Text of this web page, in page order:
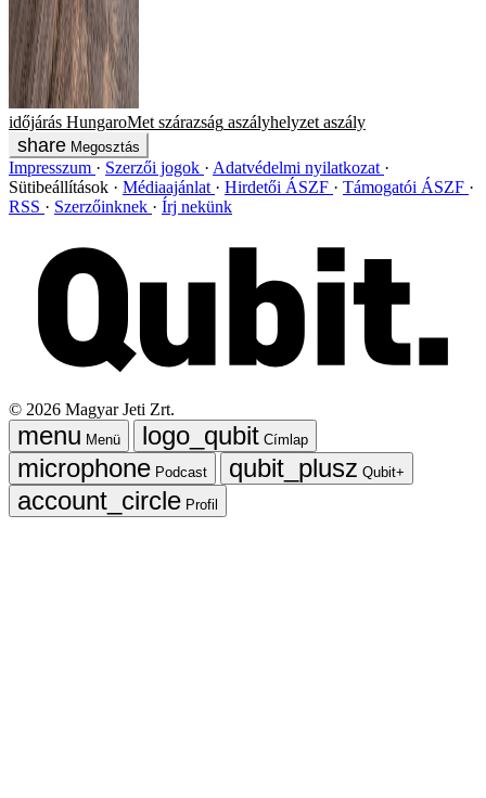
időjárás HungaroMet szárazság aszályhelyzet aszály
Megosztás
Impresszum Szerzői jogok
Adatvédelmi nyilatkozat
Sütibeállítások
Médiaajánlat Hirdetői ÁSZF
Támogatói ÁSZF
RSS
Szerzőinknek Írj nekünk
© 2026 Magyar Jeti Zrt.
Menü
Címlap
Podcast
Qubit+
Profil